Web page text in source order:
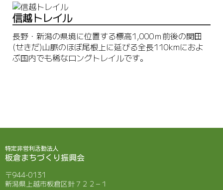
信越トレイル
長野・新潟の県境に位置する標高1,000ｍ前後の関田
(せきだ)山脈のほぼ尾根上に延びる全長110kmにおよ
ぶ国内でも稀なロングトレイルです。
特定非営利活動法人
板倉まちづくり振興会
〒944-0131
新潟県上越市板倉区針７２２−１